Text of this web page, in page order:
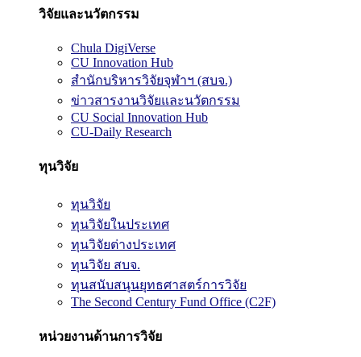
วิจัยและนวัตกรรม
Chula DigiVerse
CU Innovation Hub
สำนักบริหารวิจัยจุฬาฯ (สบจ.)
ข่าวสารงานวิจัยและนวัตกรรม
CU Social Innovation Hub
CU-Daily Research
ทุนวิจัย
ทุนวิจัย
ทุนวิจัยในประเทศ
ทุนวิจัยต่างประเทศ
ทุนวิจัย สบจ.
ทุนสนับสนุนยุทธศาสตร์การวิจัย
The Second Century Fund Office (C2F)
หน่วยงานด้านการวิจัย